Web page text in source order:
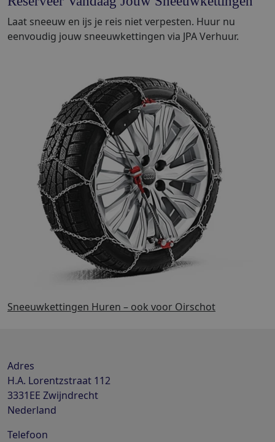
Laat sneeuw en ijs je reis niet verpesten. Huur nu
eenvoudig jouw sneeuwkettingen via JPA Verhuur.
Sneeuwkettingen Huren – ook voor Oirschot
Adres
H.A. Lorentzstraat 112
3331EE Zwijndrecht
Nederland
Telefoon